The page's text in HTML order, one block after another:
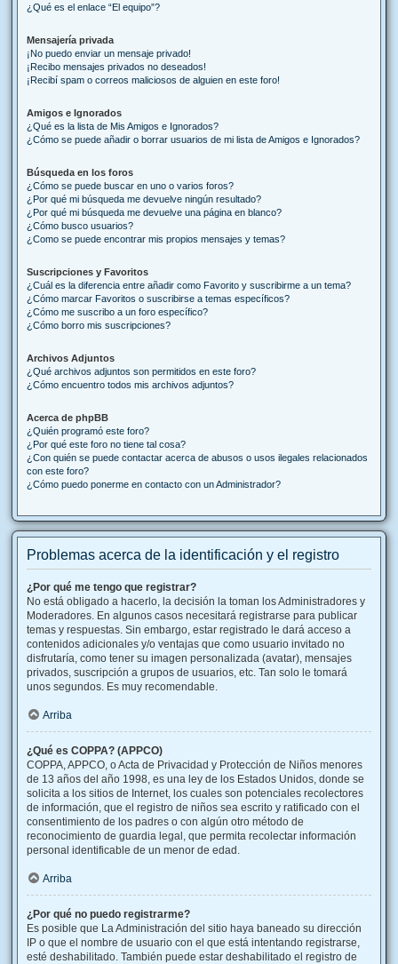
¿Qué es el enlace “El equipo”?
Mensajería privada
¡No puedo enviar un mensaje privado!
¡Recibo mensajes privados no deseados!
¡Recibí spam o correos maliciosos de alguien en este foro!
Amigos e Ignorados
¿Qué es la lista de Mis Amigos e Ignorados?
¿Cómo se puede añadir o borrar usuarios de mi lista de Amigos e Ignorados?
Búsqueda en los foros
¿Cómo se puede buscar en uno o varios foros?
¿Por qué mi búsqueda me devuelve ningún resultado?
¿Por qué mi búsqueda me devuelve una página en blanco?
¿Cómo busco usuarios?
¿Como se puede encontrar mis propios mensajes y temas?
Suscripciones y Favoritos
¿Cuál es la diferencia entre añadir como Favorito y suscribirme a un tema?
¿Cómo marcar Favoritos o suscribirse a temas específicos?
¿Cómo me suscribo a un foro específico?
¿Cómo borro mis suscripciones?
Archivos Adjuntos
¿Qué archivos adjuntos son permitidos en este foro?
¿Cómo encuentro todos mis archivos adjuntos?
Acerca de phpBB
¿Quién programó este foro?
¿Por qué este foro no tiene tal cosa?
¿Con quién se puede contactar acerca de abusos o usos ilegales relacionados
con este foro?
¿Cómo puedo ponerme en contacto con un Administrador?
Problemas acerca de la identificación y el registro
¿Por qué me tengo que registrar?
No está obligado a hacerlo, la decisión la toman los Administradores y
Moderadores. En algunos casos necesitará registrarse para publicar
temas y respuestas. Sin embargo, estar registrado le dará acceso a
contenidos adicionales y/o ventajas que como usuario invitado no
disfrutaría, como tener su imagen personalizada (avatar), mensajes
privados, suscripción a grupos de usuarios, etc. Tan solo le tomará
unos segundos. Es muy recomendable.
Arriba
¿Qué es COPPA? (APPCO)
COPPA, APPCO, o Acta de Privacidad y Protección de Niños menores
de 13 años del año 1998, es una ley de los Estados Unidos, donde se
solicita a los sitios de Internet, los cuales son potenciales recolectores
de información, que el registro de niños sea escrito y ratificado con el
consentimiento de los padres o con algún otro método de
reconocimiento de guardia legal, que permita recolectar información
personal identificable de un menor de edad.
Arriba
¿Por qué no puedo registrarme?
Es posible que La Administración del sitio haya baneado su dirección
IP o que el nombre de usuario con el que está intentando registrarse,
esté deshabilitado. También puede estar deshabilitado el registro de